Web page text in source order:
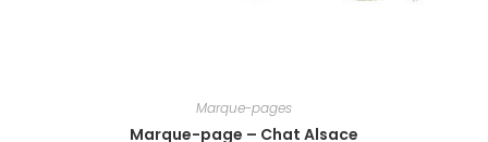
Marque-pages
Marque-page – Chat Alsace